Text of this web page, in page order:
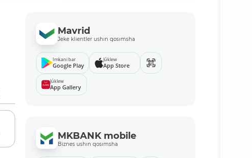
Mavrid
Jeke klientler ushın qosımsha
Imkani bar
Google Play
Júklew
App Store
Júklew
App Gallery
MKBANK mobile
Biznes ushın qosımsha